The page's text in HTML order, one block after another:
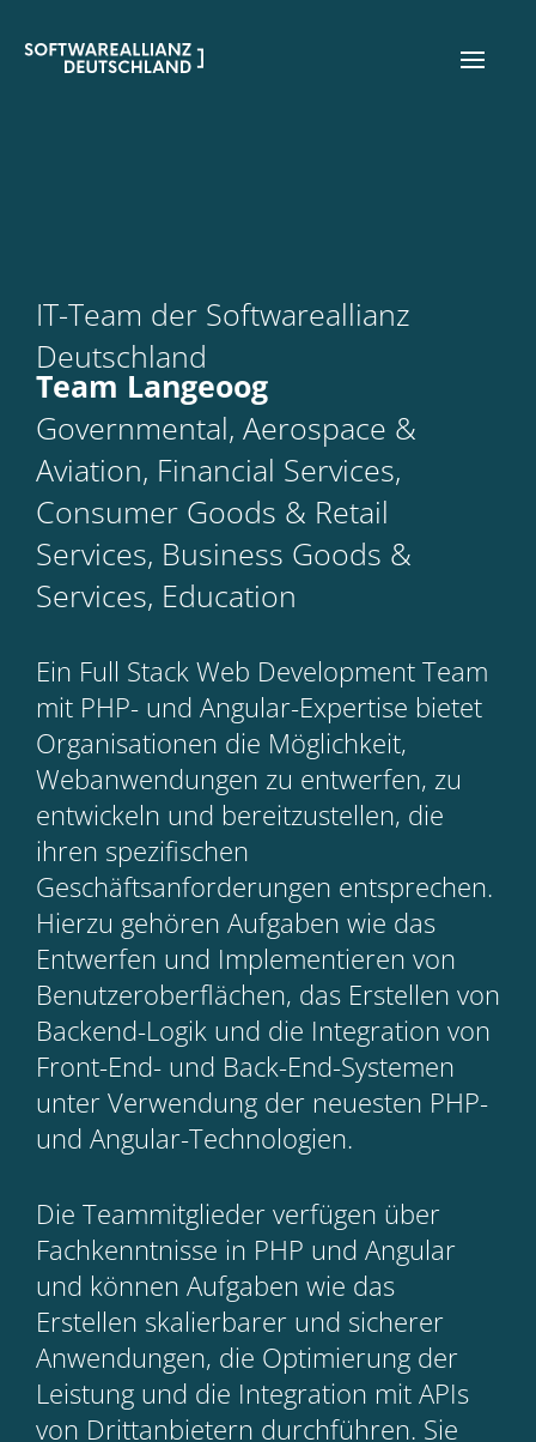
IT-Team der Softwareallianz
Deutschland
Team Langeoog
Governmental, Aerospace &
Aviation, Financial Services,
Consumer Goods & Retail
Services, Business Goods &
Services, Education
Ein Full Stack Web Development Team
mit PHP- und Angular-Expertise bietet
Organisationen die Möglichkeit,
Webanwendungen zu entwerfen, zu
entwickeln und bereitzustellen, die
ihren spezifischen
Geschäftsanforderungen entsprechen.
Hierzu gehören Aufgaben wie das
Entwerfen und Implementieren von
Benutzeroberflächen, das Erstellen von
Backend-Logik und die Integration von
Front-End- und Back-End-Systemen
unter Verwendung der neuesten PHP-
und Angular-Technologien.
Die Teammitglieder verfügen über
Fachkenntnisse in PHP und Angular
und können Aufgaben wie das
Erstellen skalierbarer und sicherer
Anwendungen, die Optimierung der
Leistung und die Integration mit APIs
von Drittanbietern durchführen. Sie